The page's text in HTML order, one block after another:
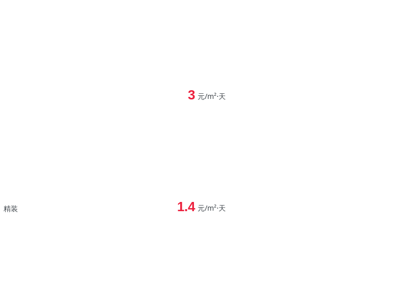
3 元/m²⋅天
精装
1.4 元/m²⋅天